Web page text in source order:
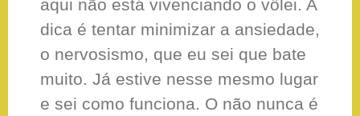
aqui não está vivenciando o vôlei. A
dica é tentar minimizar a ansiedade,
o nervosismo, que eu sei que bate
muito. Já estive nesse mesmo lugar
e sei como funciona. O não nunca é